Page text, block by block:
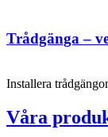
Trådgänga –
Installera
Våra